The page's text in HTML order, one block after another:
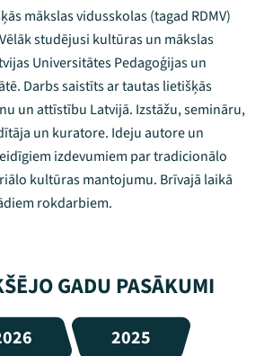
mākslas vidusskolas (tagad RDMV)
studējusi kultūras un mākslas
Universitātes Pedagoģijas un
Darbs saistīts ar tautas lietišķās
un attīstību Latvijā. Izstāžu, semināru,
un kuratore. Ideju autore un
izdevumiem par tradicionālo
kultūras mantojumu. Brīvajā laikā
rokdarbiem.
GADU PASĀKUMI
2025